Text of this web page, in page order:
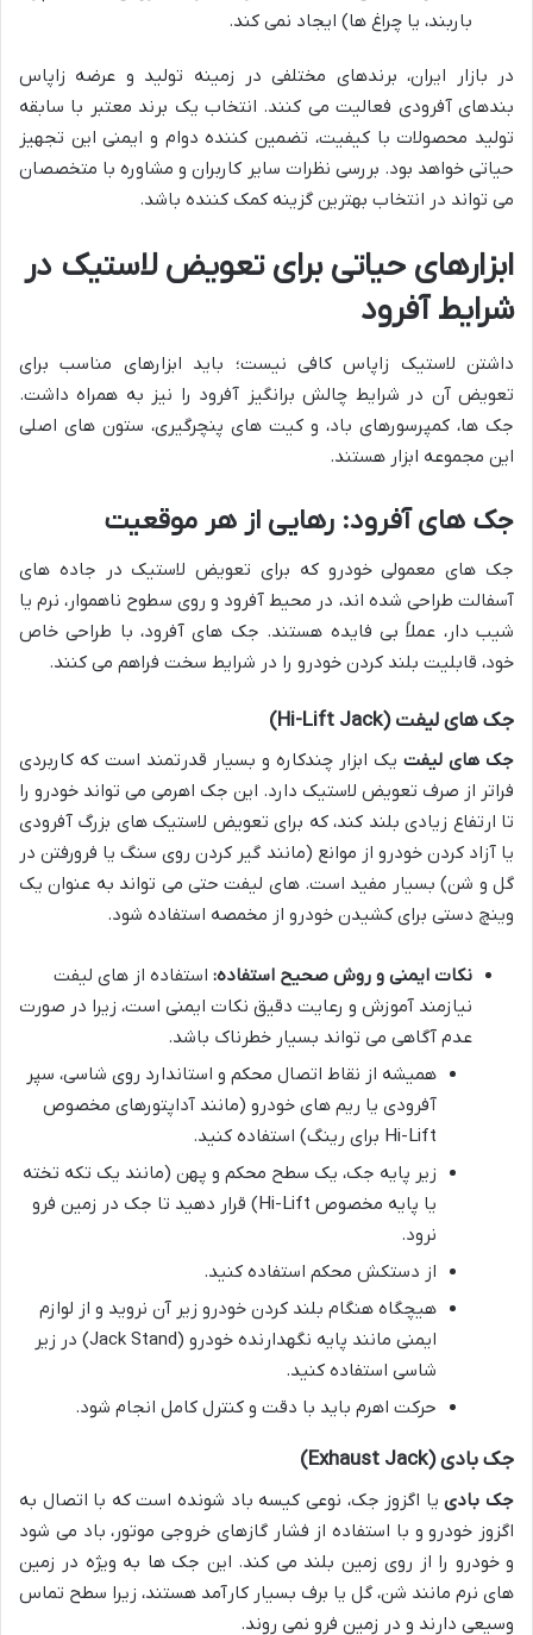
باربند، یا چراغ ها) ایجاد نمی کند.
در بازار ایران، برندهای مختلفی در زمینه تولید و عرضه زاپاس
بندهای آفرودی فعالیت می کنند. انتخاب یک برند معتبر با سابقه
تولید محصولات با کیفیت، تضمین کننده دوام و ایمنی این تجهیز
حیاتی خواهد بود. بررسی نظرات سایر کاربران و مشاوره با متخصصان
می تواند در انتخاب بهترین گزینه کمک کننده باشد.
ابزارهای حیاتی برای تعویض لاستیک در
شرایط آفرود
داشتن لاستیک زاپاس کافی نیست؛ باید ابزارهای مناسب برای
تعویض آن در شرایط چالش برانگیز آفرود را نیز به همراه داشت.
جک ها، کمپرسورهای باد، و کیت های پنچرگیری، ستون های اصلی
این مجموعه ابزار هستند.
جک های آفرود: رهایی از هر موقعیت
جک های معمولی خودرو که برای تعویض لاستیک در جاده های
آسفالت طراحی شده اند، در محیط آفرود و روی سطوح ناهموار، نرم یا
شیب دار، عملاً بی فایده هستند. جک های آفرود، با طراحی خاص
خود، قابلیت بلند کردن خودرو را در شرایط سخت فراهم می کنند.
جک های لیفت (Hi-Lift Jack)
جک های لیفت یک ابزار چندکاره و بسیار قدرتمند است که کاربردی
فراتر از صرف تعویض لاستیک دارد. این جک اهرمی می تواند خودرو را
تا ارتفاع زیادی بلند کند، که برای تعویض لاستیک های بزرگ آفرودی
یا آزاد کردن خودرو از موانع (مانند گیر کردن روی سنگ یا فرورفتن در
گل و شن) بسیار مفید است. های لیفت حتی می تواند به عنوان یک
وینچ دستی برای کشیدن خودرو از مخمصه استفاده شود.
نکات ایمنی و روش صحیح استفاده: استفاده از های لیفت
نیازمند آموزش و رعایت دقیق نکات ایمنی است، زیرا در صورت
عدم آگاهی می تواند بسیار خطرناک باشد.
همیشه از نقاط اتصال محکم و استاندارد روی شاسی، سپر
آفرودی یا ریم های خودرو (مانند آداپتورهای مخصوص
Hi-Lift برای رینگ) استفاده کنید.
زیر پایه جک، یک سطح محکم و پهن (مانند یک تکه تخته
یا پایه مخصوص Hi-Lift) قرار دهید تا جک در زمین فرو
نرود.
از دستکش محکم استفاده کنید.
هیچگاه هنگام بلند کردن خودرو زیر آن نروید و از لوازم
ایمنی مانند پایه نگهدارنده خودرو (Jack Stand) در زیر
شاسی استفاده کنید.
حرکت اهرم باید با دقت و کنترل کامل انجام شود.
جک بادی (Exhaust Jack)
جک بادییا اگزوز جک، نوعی کیسه باد شونده است که با اتصال به
اگزوز خودرو و با استفاده از فشار گازهای خروجی موتور، باد می شود
و خودرو را از روی زمین بلند می کند. این جک ها به ویژه در زمین
های نرم مانند شن، گل یا برف بسیار کارآمد هستند، زیرا سطح تماس
وسیعی دارند و در زمین فرو نمی روند.